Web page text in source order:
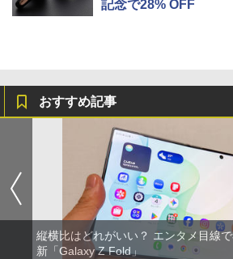
記念で28% OFF
おすすめ記事
縦横比はどれがいい？ エンタメ目線
新「Galaxy Z Fold」